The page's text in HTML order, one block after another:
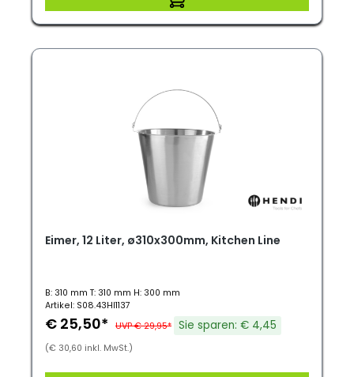
Eimer, 12 Liter, ø310x300mm, Kitchen Line
B: 310 mm T: 310 mm H: 300 mm
Artikel: S08.43HI1137
€ 25,50* UVP € 29,95* Sie sparen: € 4,45
(€ 30,60 inkl. MwSt.)